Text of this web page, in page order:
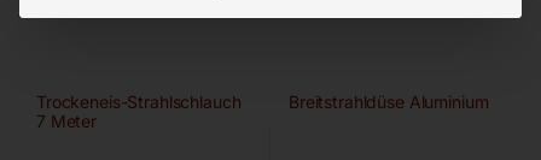
Trockeneis-Strahlschlauch
7 Meter
Breitstrahldüse Aluminium